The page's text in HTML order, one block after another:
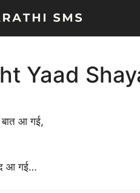
Yaad
बात आ गई,
आ गई…